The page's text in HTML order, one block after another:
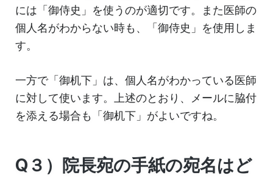
には「御侍史」を使うのが適切です。また医師の
個人名がわからない時も、「御侍史」を使用しま
す。
一方で「御机下」は、個人名がわかっている医師
に対して使います。上述のとおり、メールに脇付
を添える場合も「御机下」がよいですね。
Q３）院長宛の手紙の宛名はど